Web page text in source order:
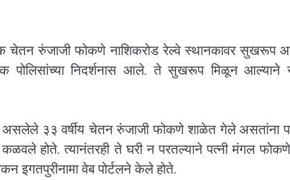
चेतन रुंजाजी फोकणे नाशिकरोड रेल्वे स्थानकावर
पोलिसांच्या निदर्शनास आले. ते सुखरूप मिळून आल्याने
असलेले ३३ वर्षीय चेतन रुंजाजी फोकणे शाळेत गेले असतांना
होते. त्यानंतरही ते घरी न परतल्याने पत्नी मंगल फोकणे
इगतपुरीनामा वेब पोर्टलने केले होते.